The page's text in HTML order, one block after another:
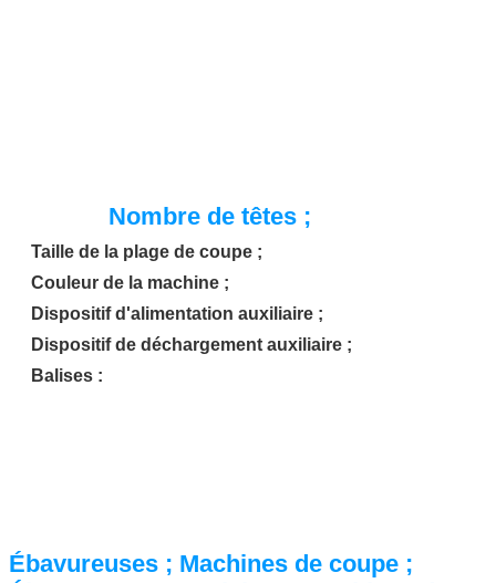
Nombre de têtes ;
Taille de la plage de coupe ;
Couleur de la machine ;
Dispositif d'alimentation auxiliaire ;
Dispositif de déchargement auxiliaire ;
Balises :
Ébavureuses ; Machines de coupe ;